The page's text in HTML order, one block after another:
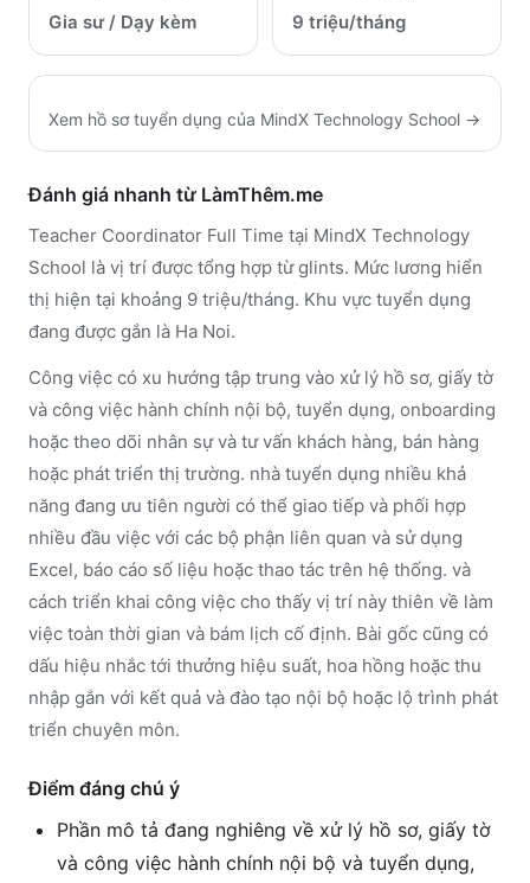
Gia sư / Dạy kèm 9 triệu/tháng
Xem hồ sơ tuyển dụng của MindX Technology School →
Đánh giá nhanh từ LàmThêm.me
Teacher Coordinator Full Time tại MindX Technology
School là vị trí được tổng hợp từ glints. Mức lương hiển
thị hiện tại khoảng 9 triệu/tháng. Khu vực tuyển dụng
đang được gắn là Ha Noi.
Công việc có xu hướng tập trung vào xử lý hồ sơ, giấy tờ
và công việc hành chính nội bộ, tuyển dụng, onboarding
hoặc theo dõi nhân sự và tư vấn khách hàng, bán hàng
hoặc phát triển thị trường. nhà tuyển dụng nhiều khả
năng đang ưu tiên người có thể giao tiếp và phối hợp
nhiều đầu việc với các bộ phận liên quan và sử dụng
Excel, báo cáo số liệu hoặc thao tác trên hệ thống. và
cách triển khai công việc cho thấy vị trí này thiên về làm
việc toàn thời gian và bám lịch cố định. Bài gốc cũng có
dấu hiệu nhắc tới thưởng hiệu suất, hoa hồng hoặc thu
nhập gắn với kết quả và đào tạo nội bộ hoặc lộ trình phát
triển chuyên môn.
Điểm đáng chú ý
Phần mô tả đang nghiêng về xử lý hồ sơ, giấy tờ
và công việc hành chính nội bộ và tuyển dụng,